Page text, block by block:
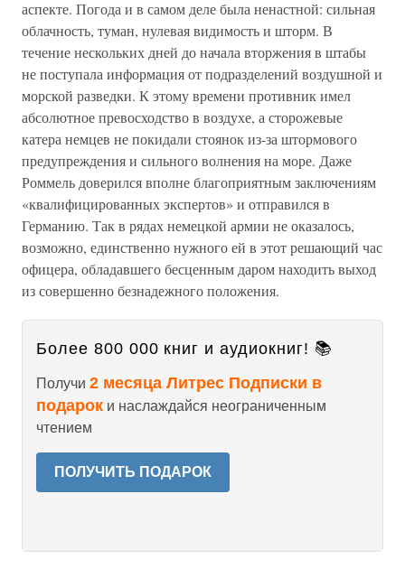
аспекте. Погода и в самом деле была ненастной: сильная
облачность, туман, нулевая видимость и шторм. В
течение нескольких дней до начала вторжения в штабы
не поступала информация от подразделений воздушной и
морской разведки. К этому времени противник имел
абсолютное превосходство в воздухе, а сторожевые
катера немцев не покидали стоянок из-за штормового
предупреждения и сильного волнения на море. Даже
Роммель доверился вполне благоприятным заключениям
«квалифицированных экспертов» и отправился в
Германию. Так в рядах немецкой армии не оказалось,
возможно, единственно нужного ей в этот решающий час
офицера, обладавшего бесценным даром находить выход
из совершенно безнадежного положения.
Более 800 000 книг и аудиокниг! 📚
Получи 2 месяца Литрес Подписки в
подарок и наслаждайся неограниченным
чтением
ПОЛУЧИТЬ ПОДАРОК